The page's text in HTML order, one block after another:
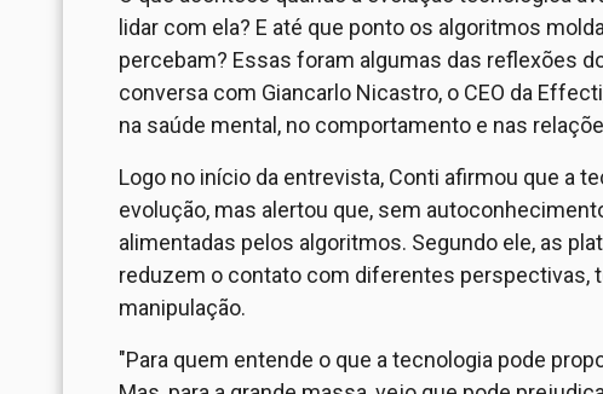
lidar com ela? E até que ponto os algoritmos
percebam? Essas foram algumas das reflexões
conversa com Giancarlo Nicastro, o CEO da
na saúde mental, no comportamento e nas
Logo no início da entrevista, Conti afirmou que a
evolução, mas alertou que, sem
alimentadas pelos algoritmos. Segundo ele, as
reduzem o contato com diferentes perspectivas,
manipulação.
"Para quem entende o que a tecnologia pode